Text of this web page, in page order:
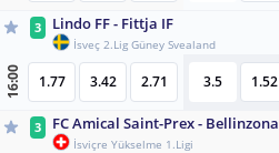
3 Lindo FF - Fittja IF
İsveç 2.Lig Güney Svealand
16:00 1.77 3.42 2.71 3.5 1.52
3 FC Amical Saint-Prex - Bellinzona
İsviçre Yükselme 1.Ligi